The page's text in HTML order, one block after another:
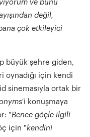
ve bunu
değil,
çok etkileyici
büyük şehre giden,
oynadığı için kendi
sinemasıyla ortak bir
'i konuşmaya
"Bence göçle ilgili
için "kendini